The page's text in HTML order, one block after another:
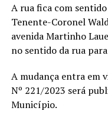
A rua fica com
Tenente-Coronel
avenida Martinho
no sentido da rua
A mudança entra em
Nº 221/2023 será
Município.